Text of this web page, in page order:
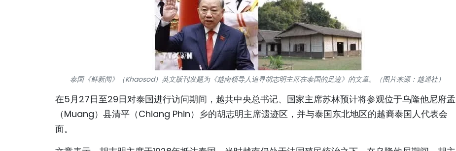
泰国《鲜新闻》（Khaosod）英文版刊发题为《越南领导人追寻胡志明主席在泰国的足迹》的文章。（图片来源：越通社）
在5月27日至29日对泰国进行访问期间，越共中央总书记、国家主席苏林预计将参观位于乌隆他尼府孟
（Muang）县清平（Chiang Phin）乡的胡志明主席遗迹区，并与泰国东北地区的越裔泰国人代表会
面。